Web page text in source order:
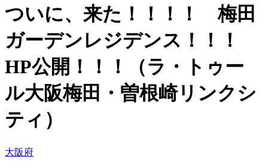
ついに、来た！！！！ 梅田
ガーデンレジデンス！！！
HP公開！！！（ラ・トゥー
ル大阪梅田・曽根崎リンクシ
ティ）
大阪府